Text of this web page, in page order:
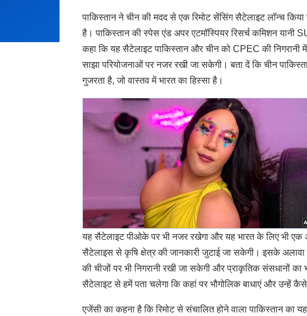
पाकिस्तान ने चीन की मदद से एक रिमोट सेंसिंग सैटेलाइट लॉन्च
है। पाकिस्तान की स्पेस एंड अपर एटमॉस्पियर रिसर्च कमिशन
कहा कि यह सैटेलाइट पाकिस्तान और चीन को CPEC की
साझा परियोजनाओं पर नजर रखी जा सकेगी। बता दें कि चीन
गुजरता है, जो वास्तव में भारत का हिस्सा है।
यह सैटेलाइट पीओके पर भी नजर रखेगा और यह भारत के लिए भी एक
सैटेलाइस से कृषि क्षेत्र की जानकारी जुटाई जा सकेगी। इसके अलावा
की चीजों पर भी निगरानी रखी जा सकेगी और प्राकृतिक संसधानों
सैटेलाइट से हमें पता चलेगा कि कहां पर भौगोलिक बाधाएं और उन्हें
एजेंसी का कहना है कि रिमोट से संचालित होने वाला पाकिस्तान